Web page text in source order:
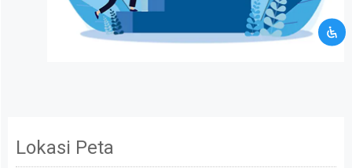
Lokasi Peta
Mohon maaf data informasi yang kamu berikan
tidak memenuhi persyaratan kami. Silahkan